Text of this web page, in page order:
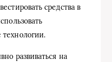
средства в
развиваться на